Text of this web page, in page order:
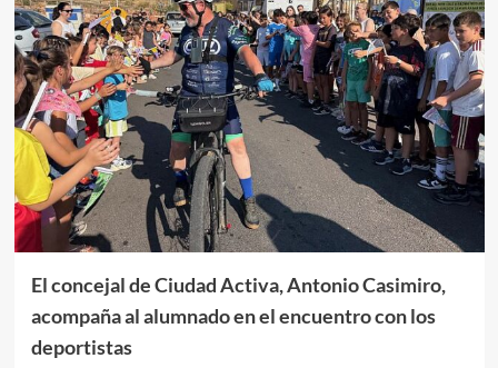
El concejal de Ciudad Activa, Antonio Casimiro,
acompaña al alumnado en el encuentro con los
deportistas